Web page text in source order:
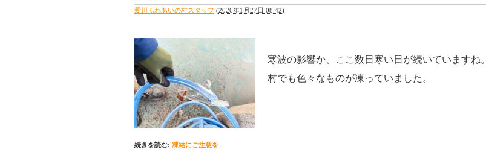
愛川ふれあいの村スタッフ (2026年1月27日 08:42)
寒波の影響か、ここ数日寒い日が続いていますね。
村でも色々なものが凍っていました。
続きを読む: 凍結にご注意を